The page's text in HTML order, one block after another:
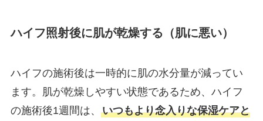
ハイフ照射後に肌が乾燥する（肌に悪い）
ハイフの施術後は一時的に肌の水分量が減ってい
ます。肌が乾燥しやすい状態であるため、ハイフ
の施術後1週間は、 いつもより念入りな保湿ケアと